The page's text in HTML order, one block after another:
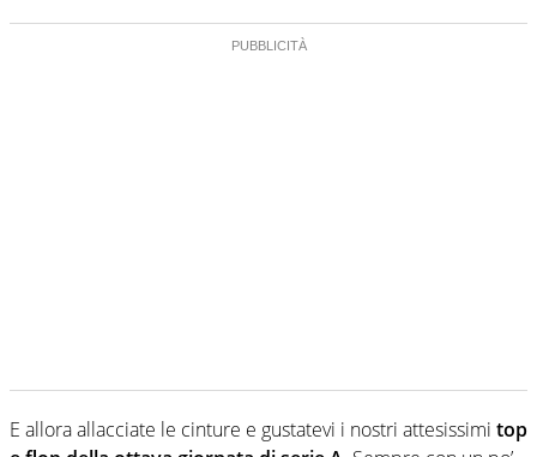
E allora allacciate le cinture e gustatevi i nostri attesissimi top